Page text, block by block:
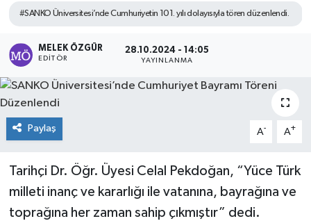
#SANKO Üniversitesi’nde Cumhuriyetin 101. yılı dolayısıyla tören düzenlendi.
MELEK ÖZGÜR
EDITÖR
28.10.2024 - 14:05
YAYINLANMA
Paylaş A- A+
Tarihçi Dr. Öğr. Üyesi Celal Pekdoğan, “Yüce Türk
milleti inanç ve kararlığı ile vatanına, bayrağına ve
toprağına her zaman sahip çıkmıştır” dedi.